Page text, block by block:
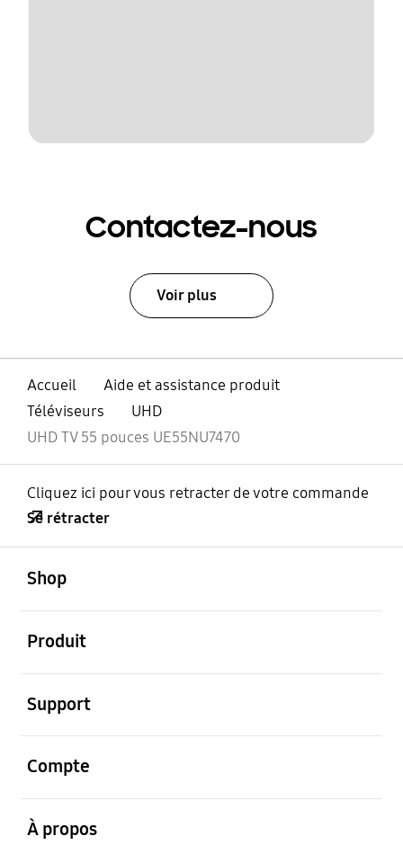
Contactez-nous
Voir plus
Accueil
Aide et assistance produit
Téléviseurs
UHD
UHD TV 55 pouces UE55NU7470
Cliquez ici pour vous retracter de votre commande
Se rétracter
Shop
Produit
Support
Compte
À propos